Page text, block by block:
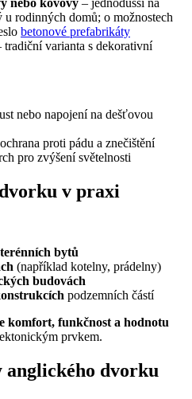
u rodinných domů; o možnostech
betonové prefabrikáty
tradiční varianta s dekorativní
nebo napojení na dešťovou
proti pádu a znečištění
pro zvýšení světelnosti
v praxi
bytů
(například kotelny, prádelny)
budovách
podzemních částí
komfort, funkčnost a hodnotu
prvkem.
anglického dvorku